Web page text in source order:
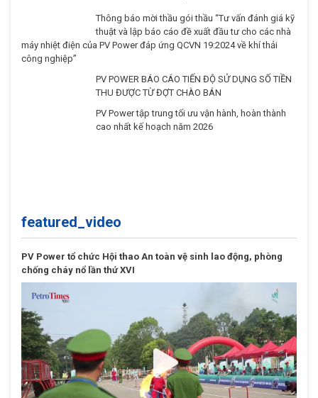
BÁO CÁO TÀI CHÍNH QUÝ II NĂM 2026
thuật và lập báo cáo đề xuất đầu tư cho các nhà
máy nhiệt điện của PV Power đáp ứng QCVN
19:2024 về khí thải công nghiệp”
PV POWER BÁO CÁO TIẾN ĐỘ SỬ DỤNG SỐ TIỀN
featured_video
PV Power tổ chức Hội thao An toàn vệ sinh lao động, phòng
chống cháy nổ lần thứ XVI